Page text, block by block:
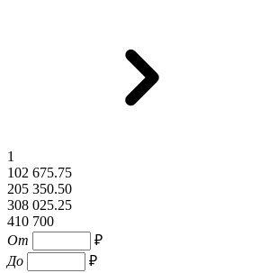
1
102 675.75
205 350.50
308 025.25
410 700
От
₽
До
₽